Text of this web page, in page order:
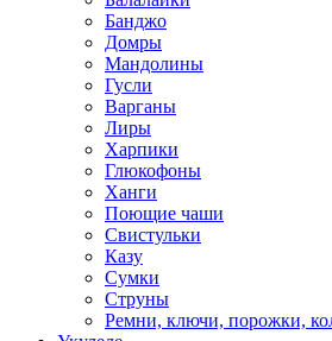
Банджо
Домры
Мандолины
Гусли
Варганы
Лиры
Харпики
Глюкофоны
Ханги
Поющие чаши
Свистульки
Казу
Сумки
Струны
Ремни, ключи, порожки,